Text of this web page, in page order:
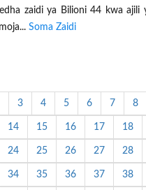
zaidi ya Bilioni 44 kwa ajili
Soma Zaidi
3 4 5 6 7 8
14 15 16 17 18
24 25 26 27 28
34 35 36 37 38